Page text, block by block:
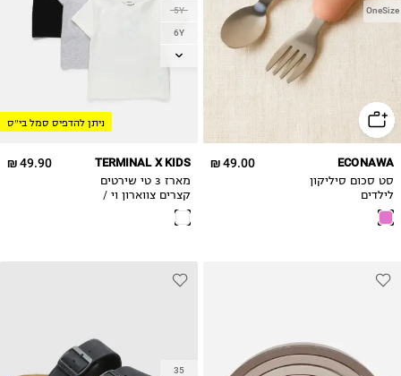
OneSize
49.00 ₪ ECONAWA
סט סכום סיליקון
לילדים
ניתן להדפיס סמל בי״ס
5Y
6Y
7Y
13-14Y
17-18
49.90 ₪ TERMINAL X KIDS
מארז 3 טי שירטים
קצרים צווארון וי /
בנות
35